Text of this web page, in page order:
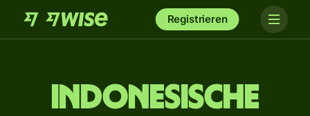
Registrieren
Indonesische